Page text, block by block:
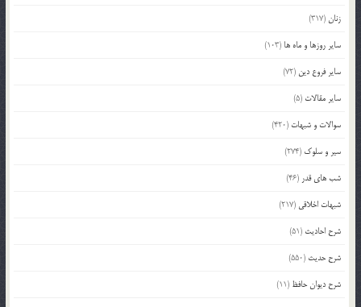
زنان(317)
سایر روزها و ماه ها (103)
سایر فروع دین (72)
سایر مقالات (5)
سوالات و شبهات (420)
سیر و سلوک (274)
شب های قدر (46)
شبهات اخلاقی (217)
شرح احادیث (51)
شرح حدیث (550)
شرح دیوان حافظ (11)